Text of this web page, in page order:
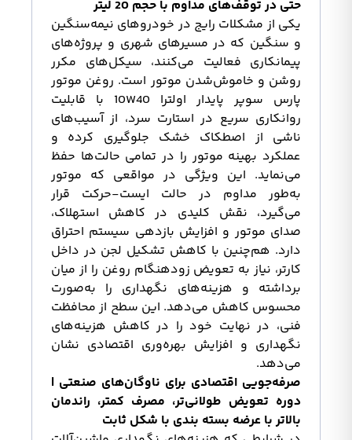
حتی در توقف‌های مداوم با حجم 20 لیتر
یکی از مشکلات رایج در خودروهای نیمه‌سنگین
و سنگین که در مسیرهای شهری و پروژه‌های
پیمانکاری فعالیت می‌کنند، سیکل‌های مکرر
روشن و خاموش‌شدن موتور است. روغن موتور
پارس سوپر پایدار اولترا 10W40 با قابلیت
روانکاری سریع در استارت سرد، از آسیب‌های
ناشی از اصطکاک خشک جلوگیری کرده و
عملکرد بهینه موتور را در تمامی حالت‌ها حفظ
می‌نماید. این ویژگی در مواقعی که موتور
به‌طور مداوم در حالت ایست-حرکت قرار
می‌گیرد، نقش کلیدی در کاهش استهلاک،
صدای موتور و افزایش بازدهی سیستم احتراق
دارد. هم‌چنین با کاهش تشکیل لجن در داخل
کارتر، نیاز به تعویض زودهنگام روغن را از میان
برداشته و هزینه‌های نگهداری را به‌صورت
محسوس کاهش می‌دهد. این سطح از محافظت
فنی، در نهایت خود را در کاهش هزینه‌های
نگهداری و افزایش بهره‌وری اقتصادی نشان
می‌دهد.
صرفه‌جویی اقتصادی برای ناوگان‌های صنعتی |
دوره تعویض طولانی‌تر، مصرف کمتر، راندمان
بالاتر با عرضه بسته بندی با شکل ثابت